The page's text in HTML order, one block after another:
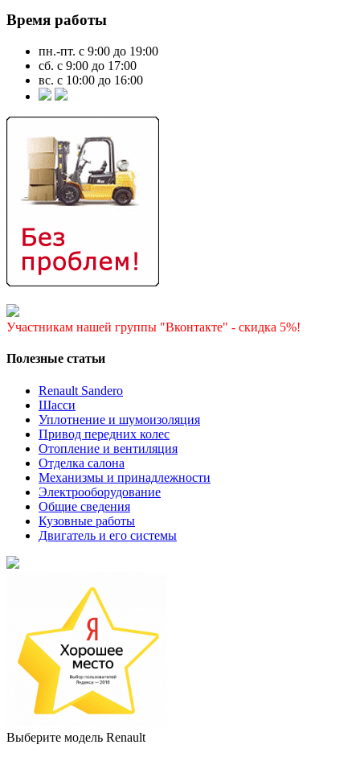
Время работы
пн.-пт. с 9:00 до 19:00
сб. с 9:00 до 17:00
вс. с 10:00 до 16:00
Участникам нашей группы "Вконтакте" - скидка 5%!
Полезные статьи
Renault Sandero
Шасси
Уплотнение и шумоизоляция
Привод передних колес
Отопление и вентиляция
Отделка салона
Механизмы и принадлежности
Электрооборудование
Общие сведения
Кузовные работы
Двигатель и его системы
Выберите модель Renault